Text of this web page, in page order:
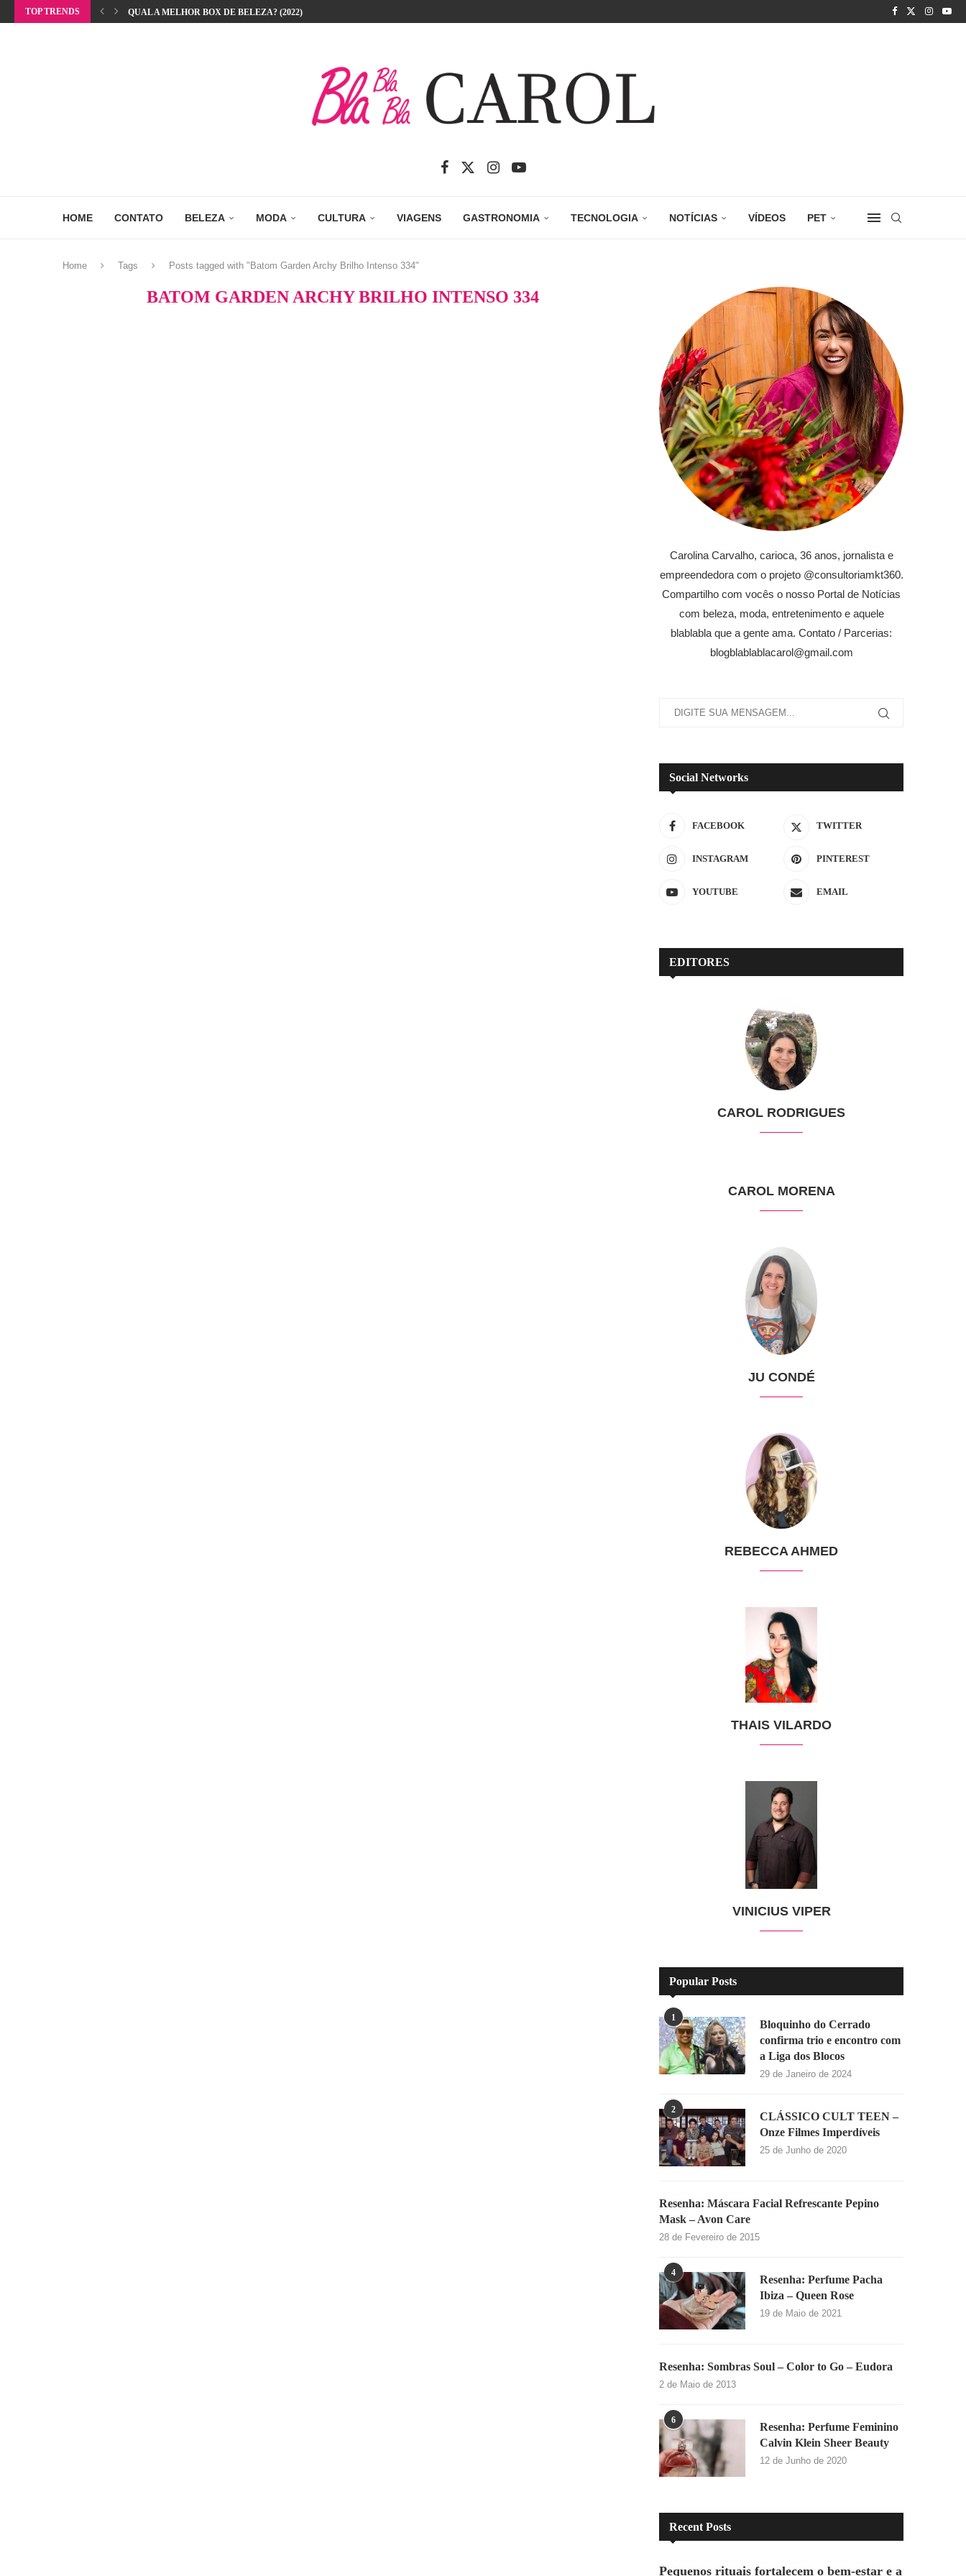
TOP TRENDS QUAL A MELHOR BOX DE BELEZA? (2022)
HOME CONTATO BELEZA MODA CULTURA VIAGENS GASTRONOMIA TECNOLOGIA NOTÍCIAS VÍDEOS PET
Home Tags Posts tagged with "Batom Garden Archy Brilho Intenso 334"
BATOM GARDEN ARCHY BRILHO INTENSO 334
Carolina Carvalho, carioca, 36 anos, jornalista e
empreendedora com o projeto @consultoriamkt360.
Compartilho com vocês o nosso Portal de Notícias
com beleza, moda, entretenimento e aquele
blablabla que a gente ama. Contato / Parcerias:
blogblablablacarol@gmail.com
Social Networks
FACEBOOK TWITTER
INSTAGRAM PINTEREST
YOUTUBE EMAIL
EDITORES
CAROL RODRIGUES
CAROL MORENA
JU CONDÉ
REBECCA AHMED
THAIS VILARDO
VINICIUS VIPER
Popular Posts
1
Bloquinho do Cerrado
confirma trio e encontro com
a Liga dos Blocos
29 de Janeiro de 2024
2
CLÁSSICO CULT TEEN –
Onze Filmes Imperdíveis
25 de Junho de 2020
Resenha: Máscara Facial Refrescante Pepino
Mask – Avon Care
28 de Fevereiro de 2015
4
Resenha: Perfume Pacha
Ibiza – Queen Rose
19 de Maio de 2021
Resenha: Sombras Soul – Color to Go – Eudora
2 de Maio de 2013
6
Resenha: Perfume Feminino
Calvin Klein Sheer Beauty
12 de Junho de 2020
Recent Posts
Pequenos rituais fortalecem o bem-estar e a